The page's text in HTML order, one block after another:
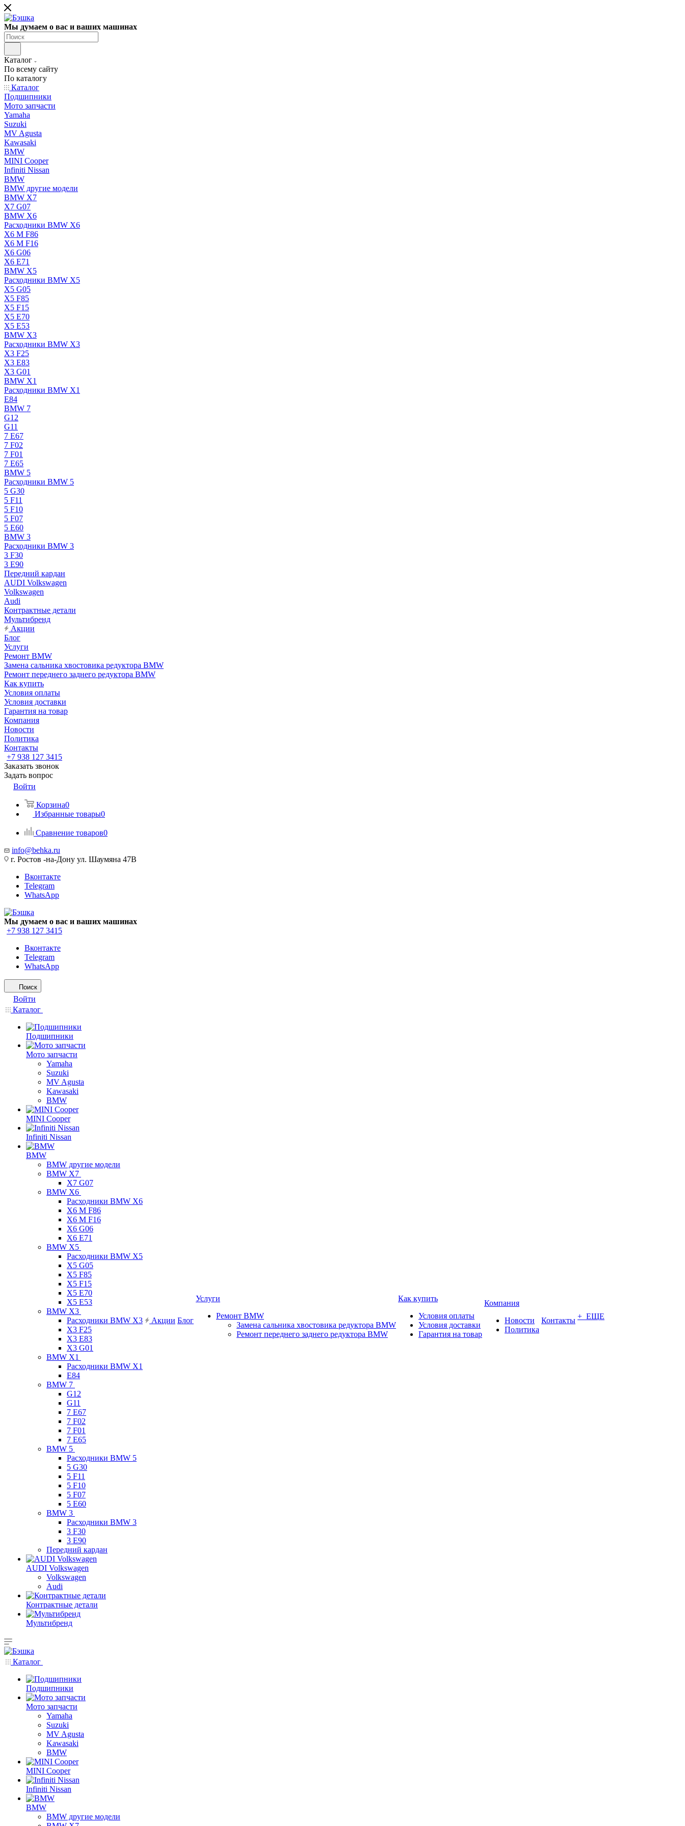
Мы думаем о вас и ваших машинах
Каталог
По всему сайту
По каталогу
Каталог
Подшипники
Мото запчасти
Yamaha
Suzuki
MV Agusta
Kawasaki
BMW
MINI Cooper
Infiniti Nissan
BMW
BMW другие модели
BMW X7
X7 G07
BMW X6
Расходники BMW X6
X6 M F86
X6 M F16
X6 G06
X6 E71
BMW X5
Расходники BMW X5
X5 G05
X5 F85
X5 F15
X5 E70
X5 E53
BMW X3
Расходники BMW X3
X3 F25
X3 E83
X3 G01
BMW X1
Расходники BMW X1
E84
BMW 7
G12
G11
7 Е67
7 F02
7 F01
7 E65
BMW 5
Расходники BMW 5
5 G30
5 F11
5 F10
5 F07
5 E60
BMW 3
Расходники BMW 3
3 F30
3 E90
Передний кардан
AUDI Volkswagen
Volkswagen
Audi
Контрактные детали
Мультибренд
Акции
Блог
Услуги
Ремонт BMW
Замена сальника хвостовика редуктора BMW
Ремонт переднего заднего редуктора BMW
Как купить
Условия оплаты
Условия доставки
Гарантия на товар
Компания
Новости
Политика
Контакты
+7 938 127 3415
Заказать звонок
Задать вопрос
Войти
Корзина0
Избранные товары0
Сравнение товаров0
info@behka.ru
г. Ростов -на-Дону ул. Шаумяна 47В
Вконтакте
Telegram
WhatsApp
Мы думаем о вас и ваших машинах
+7 938 127 3415
Вконтакте
Telegram
WhatsApp
Поиск
Войти
Каталог
Подшипники
Мото запчасти
Yamaha
Suzuki
MV Agusta
Kawasaki
BMW
MINI Cooper
Infiniti Nissan
BMW
BMW другие модели
BMW X7
X7 G07
BMW X6
Расходники BMW X6
X6 M F86
X6 M F16
X6 G06
X6 E71
BMW X5
Расходники BMW X5
X5 G05
X5 F85
X5 F15
X5 E70
X5 E53
BMW X3
Расходники BMW X3
X3 F25
X3 E83
X3 G01
BMW X1
Расходники BMW X1
E84
BMW 7
G12
G11
7 Е67
7 F02
7 F01
7 E65
BMW 5
Расходники BMW 5
5 G30
5 F11
5 F10
5 F07
5 E60
BMW 3
Расходники BMW 3
3 F30
3 E90
Передний кардан
AUDI Volkswagen
Volkswagen
Audi
Контрактные детали
Мультибренд
Акции Блог
Услуги
Ремонт BMW
Замена сальника хвостовика редуктора BMW
Ремонт переднего заднего редуктора BMW
Как купить
Условия оплаты
Условия доставки
Гарантия на товар
Компания
Новости
Политика
Контакты + ЕЩЕ
Каталог
Подшипники
Мото запчасти
Yamaha
Suzuki
MV Agusta
Kawasaki
BMW
MINI Cooper
Infiniti Nissan
BMW
BMW другие модели